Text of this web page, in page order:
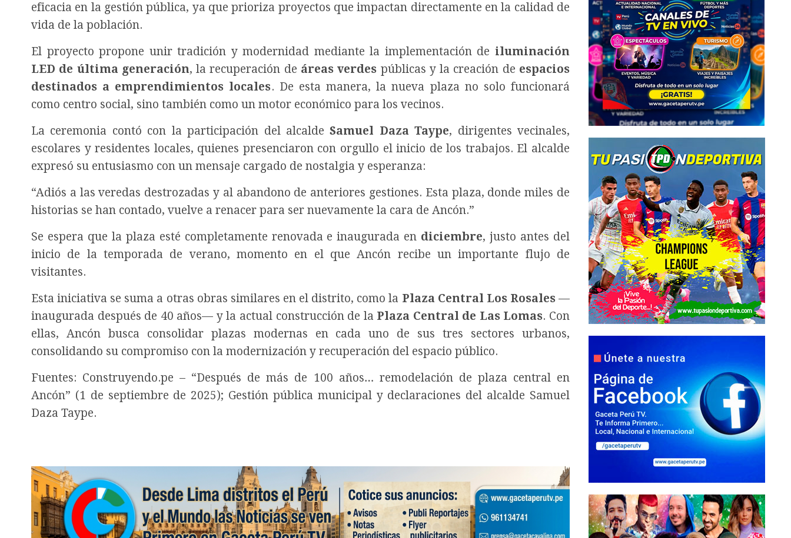
eficacia en la gestión pública, ya que prioriza proyectos que impactan directamente en la calidad de
vida de la población.
El proyecto propone unir tradición y modernidad mediante la implementación de iluminación
LED de última generación, la recuperación de áreas verdes públicas y la creación de espacios
destinados a emprendimientos locales. De esta manera, la nueva plaza no solo funcionará
como centro social, sino también como un motor económico para los vecinos.
La ceremonia contó con la participación del alcaldeSamuel Daza Taype, dirigentes vecinales,
escolares y residentes locales, quienes presenciaron con orgullo el inicio de los trabajos. El alcalde
expresó su entusiasmo con un mensaje cargado de nostalgia y esperanza:
“Adiós a las veredas destrozadas y al abandono de anteriores gestiones. Esta plaza, donde miles de
historias se han contado, vuelve a renacer para ser nuevamente la cara de Ancón.”
Se espera que la plaza esté completamente renovada e inaugurada en diciembre, justo antes del
inicio de la temporada de verano, momento en el que Ancón recibe un importante flujo de
visitantes.
Esta iniciativa se suma a otras obras similares en el distrito, como la Plaza Central Los Rosales —
inaugurada después de 40 años— y la actual construcción de la Plaza Central de Las Lomas. Con
ellas, Ancón busca consolidar plazas modernas en cada uno de sus tres sectores urbanos,
consolidando su compromiso con la modernización y recuperación del espacio público.
Fuentes: Construyendo.pe – “Después de más de 100 años… remodelación de plaza central en
Ancón” (1 de septiembre de 2025); Gestión pública municipal y declaraciones del alcalde Samuel
Daza Taype.